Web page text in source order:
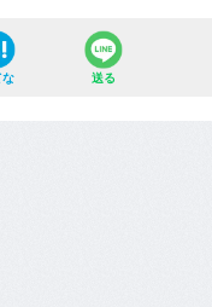
な 送る